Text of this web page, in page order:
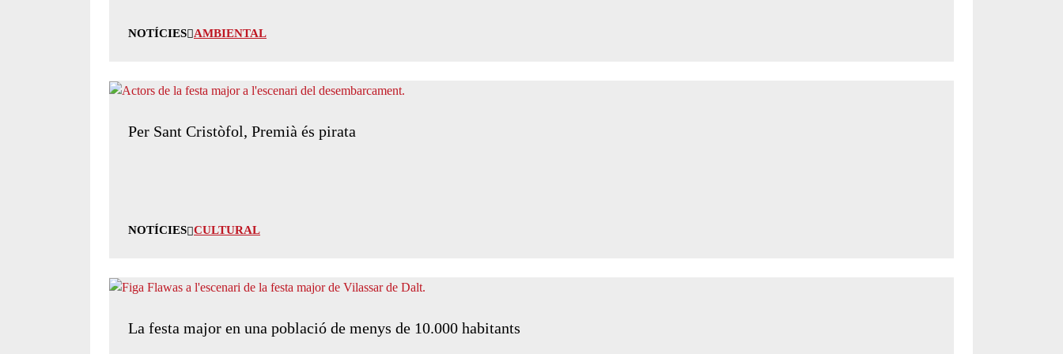
NOTÍCIES AMBIENTAL
Per Sant Cristòfol, Premià és pirata
NOTÍCIES CULTURAL
La festa major en una població de menys de 10.000 habitants